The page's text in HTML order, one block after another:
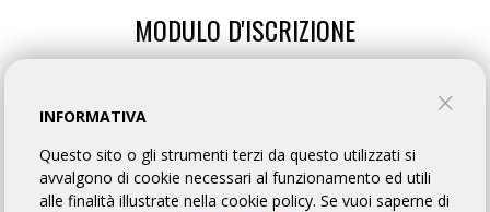
MODULO D'ISCRIZIONE
MODALITÀ DI ISCRIZIONE
MODALITÀ DI PAGAMENTO
INFORMATIVA
Questo sito o gli strumenti terzi da questo utilizzati si
avvalgono di cookie necessari al funzionamento ed utili
alle finalità illustrate nella cookie policy. Se vuoi saperne di